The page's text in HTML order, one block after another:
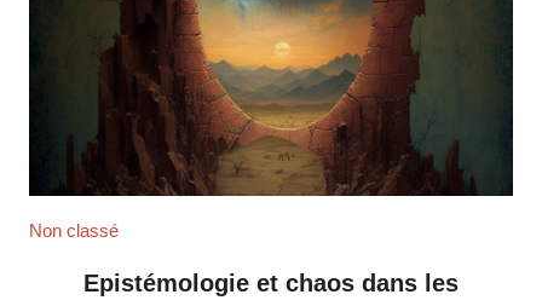
Non classé
Epistémologie et chaos dans les